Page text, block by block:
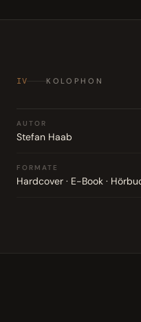
IV KOLOPHON
AUTOR
Stefan Haab
FORMATE
Hardcover · E-Book ·